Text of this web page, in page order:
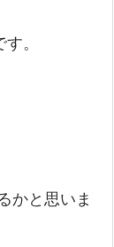
。
かと思いま